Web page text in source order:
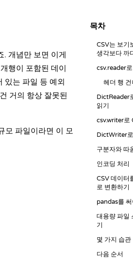
개념만 보면 이게
행이 포함된 데이
있는 파일 등 예외
거의 항상 잘못된
모 파일이라면 이 모
목차
CSV는 보기
생각보다 까
csv.reader
헤더 행 건
DictReader
읽기
csv.writer로
DictWriter
구분자와 따
인코딩 처리
CSV 데이터
로 변환하기
pandas를 써
대용량 파일
기
몇 가지 습관
다음 순서